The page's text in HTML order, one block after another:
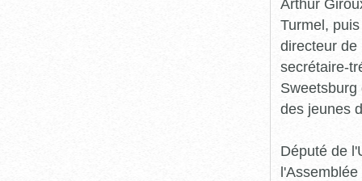
Turmel,
directeur de
secrétaire-
des jeunes
Député de